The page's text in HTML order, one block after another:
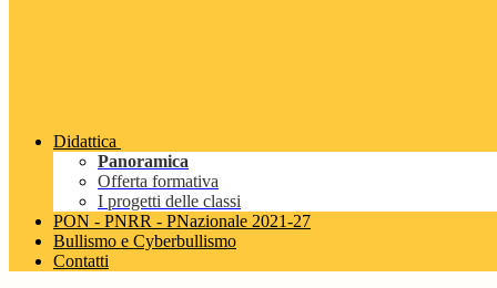
Didattica
Panoramica
Offerta formativa
I progetti delle classi
PON - PNRR - PNazionale 2021-27
Bullismo e Cyberbullismo
Contatti